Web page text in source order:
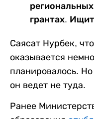
грантах.
Саясат Нурбек,
оказывается
планировалось.
он ведет не туда.
Ранее